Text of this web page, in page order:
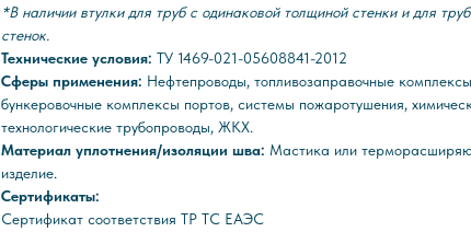
*В наличии втулки для труб с одинаковой толщиной стенки и для
стенок.
Технические условия: ТУ 1469-021-05608841-2012
Сферы применения: Нефтепроводы, топливозаправочные
бункеровочные комплексы портов, системы пожаротушения,
технологические трубопроводы, ЖКХ.
Материал уплотнения/изоляции шва: Мастика или
изделие.
Сертификаты:
Сертификат соответствия ТР ТС ЕАЭС